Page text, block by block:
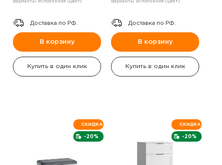
Варианты исполнения (цвет):
Доставка по РФ.
В корзину
Купить в один клик
Варианты исполнения (цвет):
Доставка по РФ.
В корзину
Купить в один клик
-20%
СКИДКА
-20%
СКИДКА